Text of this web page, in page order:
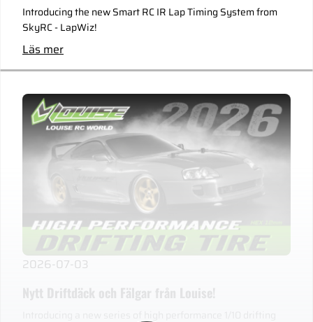
Introducing the new Smart RC IR Lap Timing System from
SkyRC - LapWiz!
Läs mer
2026-07-03
Nytt Driftdäck och Fälgar från Louise!